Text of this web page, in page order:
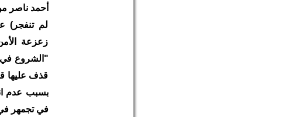
أحمد ناصر
لم تنفجر)
زعزعة
قذف عليها
بسبب عدم
في تجمهر